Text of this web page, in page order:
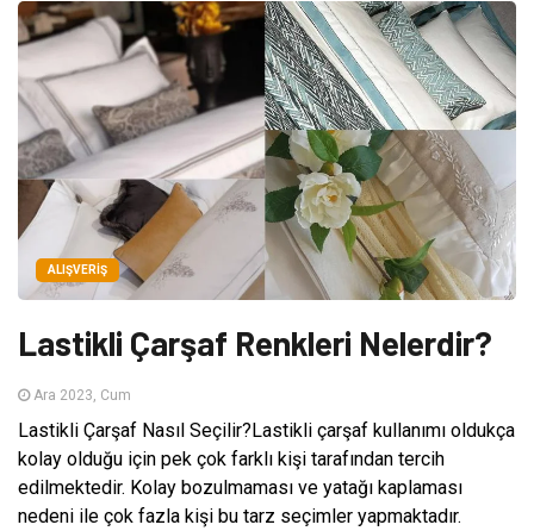
ALIŞVERIŞ
Lastikli Çarşaf Renkleri Nelerdir?
Ara 2023, Cum
Lastikli Çarşaf Nasıl Seçilir?Lastikli çarşaf kullanımı oldukça
kolay olduğu için pek çok farklı kişi tarafından tercih
edilmektedir. Kolay bozulmaması ve yatağı kaplaması
nedeni ile çok fazla kişi bu tarz seçimler yapmaktadır.